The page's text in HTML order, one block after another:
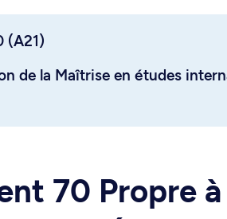
(A21)
de la Maîtrise en études
70 Propre